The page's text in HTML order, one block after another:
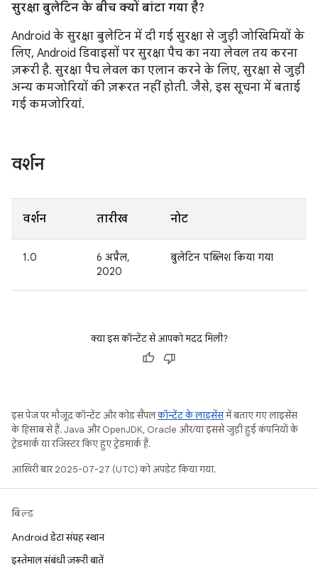
सुरक्षा बुलेटिन के बीच क्यों बांटा गया है?
Android के सुरक्षा बुलेटिन में दी गई सुरक्षा से जुड़ी जोखिमियों के
लिए, Android डिवाइसों पर सुरक्षा पैच का नया लेवल तय करना
ज़रूरी है. सुरक्षा पैच लेवल का एलान करने के लिए, सुरक्षा से जुड़ी
अन्य कमजोरियों की ज़रूरत नहीं होती. जैसे, इस सूचना में बताई
गई कमजोरियां.
वर्शन
वर्शन तारीख नोट
1.0
6 अप्रैल,
2020
बुलेटिन पब्लिश किया गया
क्या इस कॉन्टेंट से आपको मदद मिली?
इस पेज पर मौजूद कॉन्टेंट और कोड सैंपलकॉन्टेंट के लाइसेंसमें बताए गए लाइसेंस
के हिसाब से हैं. Java और OpenJDK, Oracle और/या इससे जुड़ी हुई कंपनियों के
ट्रेडमार्क या रजिस्टर किए हुए ट्रेडमार्क हैं.
आखिरी बार 2025-07-27 (UTC) को अपडेट किया गया.
बिल्ड
Android डेटा संग्रह स्थान
इस्तेमाल संबंधी ज़रूरी बातें